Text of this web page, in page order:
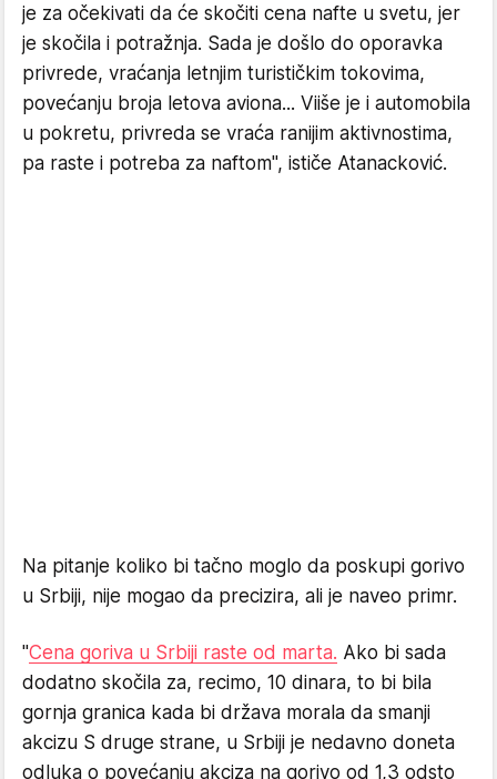
je za očekivati da će skočiti cena nafte u svetu, jer
je skočila i potražnja. Sada je došlo do oporavka
privrede, vraćanja letnjim turističkim tokovima,
povećanju broja letova aviona... Viiše je i automobila
u pokretu, privreda se vraća ranijim aktivnostima,
pa raste i potreba za naftom", ističe Atanacković.
Na pitanje koliko bi tačno moglo da poskupi gorivo
u Srbiji, nije mogao da precizira, ali je naveo primr.
"Cena goriva u Srbiji raste od marta. Ako bi sada
dodatno skočila za, recimo, 10 dinara, to bi bila
gornja granica kada bi država morala da smanji
akcizu S druge strane, u Srbiji je nedavno doneta
odluka o povećanju akciza na gorivo od 1,3 odsto